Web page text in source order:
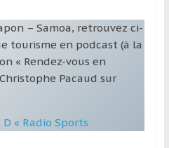
– Samoa, retrouvez ci-
tourisme en podcast (à la
« Rendez-vous en
Pacaud sur
D « Radio Sports